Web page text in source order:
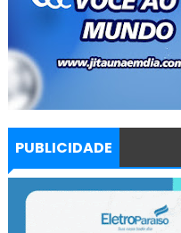
PUBLICIDADE